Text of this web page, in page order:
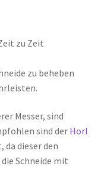
zu Zeit
zu beheben
Messer, sind
sind der Horl
dieser den
Schneide mit